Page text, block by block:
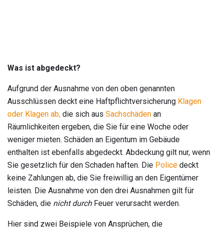
Was ist abgedeckt?
Aufgrund der Ausnahme von den oben genannten
Ausschlüssen deckt eine Haftpflichtversicherung Klagen
oder Klagen ab, die sich aus Sachschäden an
Räumlichkeiten ergeben, die Sie für eine Woche oder
weniger mieten. Schäden an Eigentum im Gebäude
enthalten ist ebenfalls abgedeckt. Abdeckung gilt nur, wenn
Sie gesetzlich für den Schaden haften. Die Police deckt
keine Zahlungen ab, die Sie freiwillig an den Eigentümer
leisten. Die Ausnahme von den drei Ausnahmen gilt für
Schäden, die nicht durchFeuer verursacht werden.
Hier sind zwei Beispiele von Ansprüchen, die